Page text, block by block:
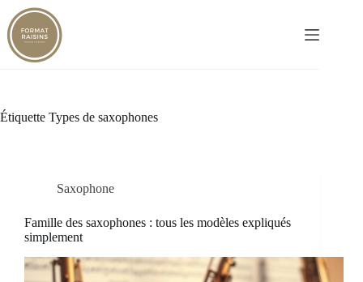
Passer
au
contenu
Étiquette Types de saxophones
Saxophone
Famille des saxophones : tous les modèles expliqués
simplement